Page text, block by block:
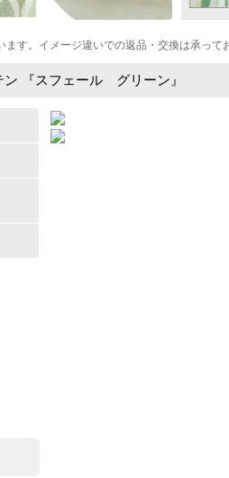
す。イメージ違いでの返品・交換は承って
『スフェール グリーン』